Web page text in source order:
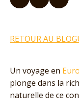
RETOUR AU
Un voyage en
plonge dans la
naturelle de ce